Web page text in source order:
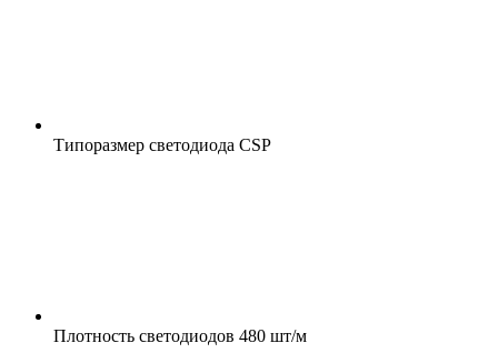
Типоразмер светодиода CSP
Плотность светодиодов 480 шт/м